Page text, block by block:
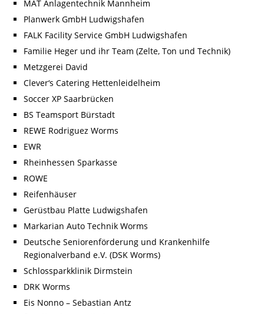
MAT Anlagentechnik Mannheim
Planwerk GmbH Ludwigshafen
FALK Facility Service GmbH Ludwigshafen
Familie Heger und ihr Team (Zelte, Ton und Technik)
Metzgerei David
Clever‘s Catering Hettenleidelheim
Soccer XP Saarbrücken
BS Teamsport Bürstadt
REWE Rodriguez Worms
EWR
Rheinhessen Sparkasse
ROWE
Reifenhäuser
Gerüstbau Platte Ludwigshafen
Markarian Auto Technik Worms
Deutsche Seniorenförderung und Krankenhilfe
Regionalverband e.V. (DSK Worms)
Schlossparkklinik Dirmstein
DRK Worms
Eis Nonno – Sebastian Antz